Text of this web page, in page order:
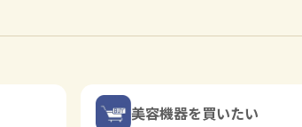
美容機器を買いたい